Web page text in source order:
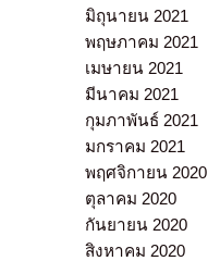
มิถุนายน 2021
พฤษภาคม 2021
เมษายน 2021
มีนาคม 2021
กุมภาพันธ์ 2021
มกราคม 2021
พฤศจิกายน 2020
ตุลาคม 2020
กันยายน 2020
สิงหาคม 2020